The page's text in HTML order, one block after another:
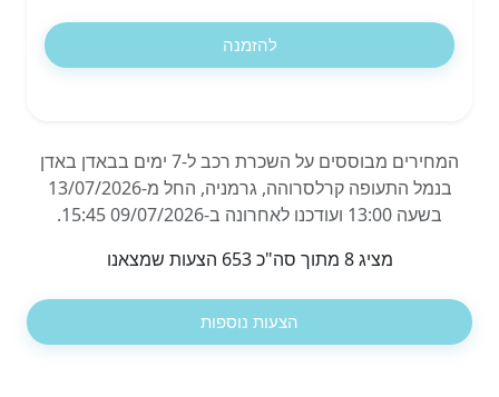
להזמנה
המחירים מבוססים על השכרת רכב ל-7 ימים בבאדן באדן
בנמל התעופה קרלסרוהה, גרמניה, החל מ-13/07/2026
בשעה 13:00 ועודכנו לאחרונה ב-09/07/2026 15:45.
מציג 8 מתוך סה"כ 653 הצעות שמצאנו
הצעות נוספות